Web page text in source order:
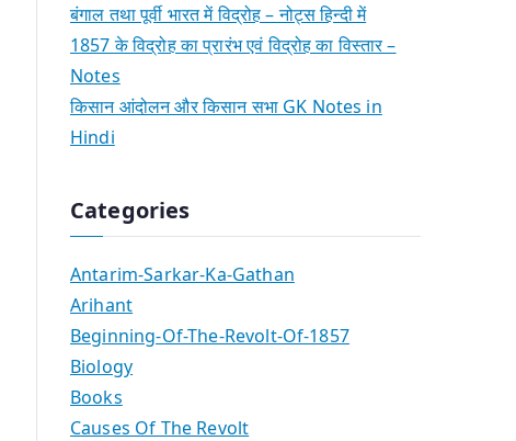
बंगाल तथा पूर्वी भारत में विद्रोह – नोट्स हिन्दी में
1857 के विद्रोह का प्रारंभ एवं विद्रोह का विस्तार –
Notes
किसान आंदोलन और किसान सभा GK Notes in
Hindi
Categories
Antarim-Sarkar-Ka-Gathan
Arihant
Beginning-Of-The-Revolt-Of-1857
Biology
Books
Causes Of The Revolt